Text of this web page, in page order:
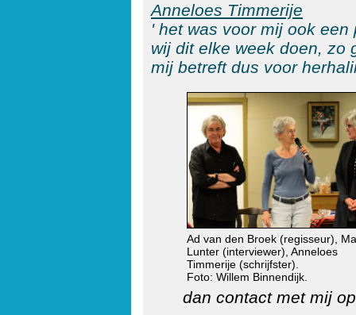
Anneloes Timmerije
' het was voor mij ook
wij dit elke week doen, zo
mij betreft dus voor
Ad van den Broek (regisseur),
Lunter (interviewer), Anneloes
Timmerije (schrijfster).
Foto: Willem Binnendijk.
dan contactmet mij